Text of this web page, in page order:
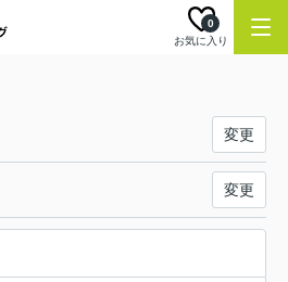
お気に入り
0
変更
変更